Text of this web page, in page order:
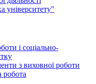
університету"
і соціально-
з виховної роботи
робота